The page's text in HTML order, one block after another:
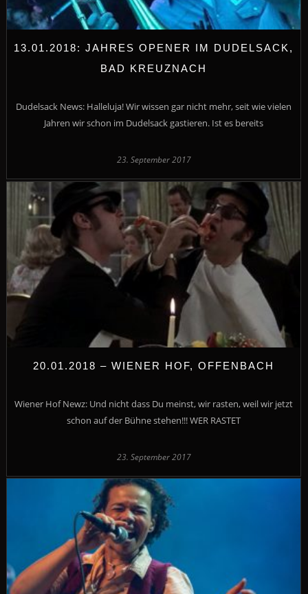
13.01.2018: JAHRES OPENER IM DUDELSACK,
BAD KREUZNACH
Dudelsack News: Halleluja! Wir wissen gar nicht mehr, seit wie vielen
Jahren wir schon im Dudelsack gastieren. Ist es bereits
23. September 2017
20.01.2018 – WIENER HOF, OFFENBACH
Wiener Hof Newz: Und nicht dass Du meinst, wir rasten, weil wir jetzt
schon auf der Bühne stehen!!! WER RASTET
23. September 2017